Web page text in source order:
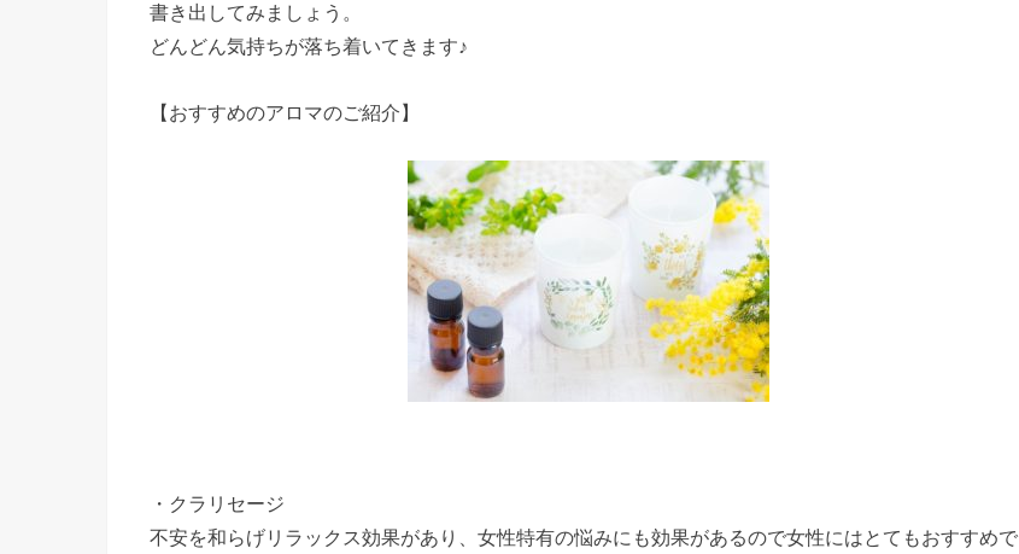
書き出してみましょう。
どんどん気持ちが落ち着いてきます♪
【おすすめのアロマのご紹介】
・クラリセージ
不安を和らげリラックス効果があり、女性特有の悩みにも効果があるので女性にはとてもおすすめで